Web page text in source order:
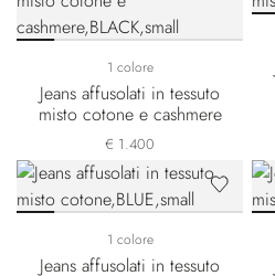
1 colore
Jeans affusolati in tessuto
misto cotone e cashmere
€ 1.400
1 colore
Jeans affusolati in tessuto